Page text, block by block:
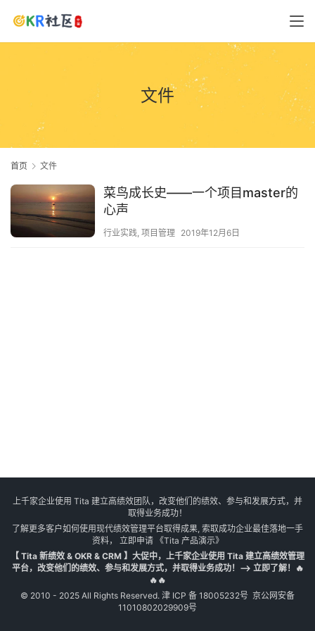
文件
首页 文件
菜鸟成长史——一个项目master的
心声
行业实践, 项目管理 2019年12月6日
上千家企业使用 Tita 建立高绩效团队，改变他们的绩效、参与和发展方式，并
取得业务成功！
了解更多客户如何使用现代绩效管理平台取得成果, 索取成功企业最佳落地一手
资料， 立即申请《Tita 产品演示》
【 Tita 新绩效 & OKR & CRM 】大促中，上千家企业使用 Tita 建立高绩效管理
平台，改变他们的绩效、参与和发展方式，并取得业务成功！--> 立即了解！🔥
🔥🔥
© 2010 - 2025 All Rights Reserved. 津 ICP 备 18005232号 京公网安备
11010802029909号